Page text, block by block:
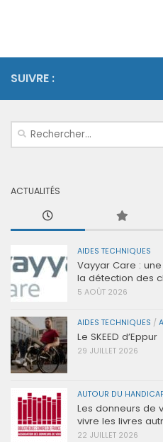
SUIVRE :
Rechercher :
ACTUALITÉS
AIDES TECHNIQUES
Vayyar Care :
la détection des
5 AOÛT 2026
AIDES TECHNIQUES /
Le SKEED d’Eppur
29 JUILLET 2026
AUTOUR DU
Les donneurs de
vivre les livres
22 JUILLET 2026